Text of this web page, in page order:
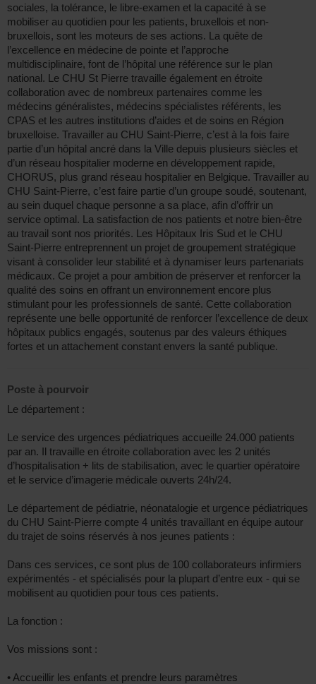
sociales, la tolérance, le libre-examen et la capacité à se
mobiliser au quotidien pour les patients, bruxellois et non-
bruxellois, sont les moteurs de ses actions. La quête de
l’excellence en médecine de pointe et l’approche
multidisciplinaire, font de l’hôpital une référence sur le plan
national. Le CHU St Pierre travaille également en étroite
collaboration avec de nombreux partenaires comme les
médecins généralistes, médecins spécialistes référents, les
CPAS et les autres institutions d’aides et de soins en Région
bruxelloise. Travailler au CHU Saint-Pierre, c’est à la fois faire
partie d’un hôpital ancré dans la Ville depuis plusieurs siècles et
d’un réseau hospitalier moderne en développement rapide,
CHORUS, plus grand réseau hospitalier en Belgique. Travailler au
CHU Saint-Pierre, c’est faire partie d’un groupe soudé, soutenant,
au sein duquel chaque personne a sa place, afin d’offrir un
service optimal. La satisfaction de nos patients et notre bien-être
au travail sont nos priorités. Les Hôpitaux Iris Sud et le CHU
Saint-Pierre entreprennent un projet de groupement stratégique
visant à consolider leur stabilité et à dynamiser leurs partenariats
médicaux. Ce projet a pour ambition de préserver et renforcer la
qualité des soins en offrant un environnement encore plus
stimulant pour les professionnels de santé. Cette collaboration
représente une belle opportunité de renforcer l’excellence de deux
hôpitaux publics engagés, soutenus par des valeurs éthiques
fortes et un attachement constant envers la santé publique.
Poste à pourvoir
Le département :
Le service des urgences pédiatriques accueille 24.000 patients
par an. Il travaille en étroite collaboration avec les 2 unités
d’hospitalisation + lits de stabilisation, avec le quartier opératoire
et le service d’imagerie médicale ouverts 24h/24.
Le département de pédiatrie, néonatalogie et urgence pédiatriques
du CHU Saint-Pierre compte 4 unités travaillant en équipe autour
du trajet de soins réservés à nos jeunes patients :
Dans ces services, ce sont plus de 100 collaborateurs infirmiers
expérimentés - et spécialisés pour la plupart d’entre eux - qui se
mobilisent au quotidien pour tous ces patients.
La fonction :
Vos missions sont :
• Accueillir les enfants et prendre leurs paramètres